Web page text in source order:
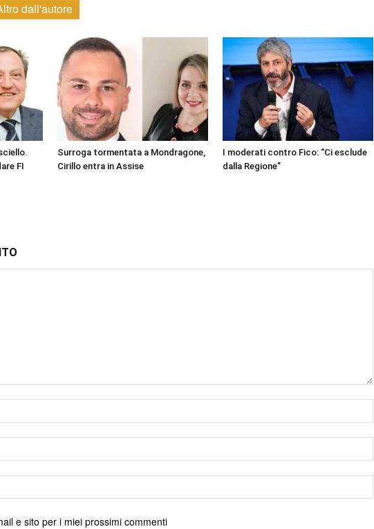
dall'autore
FI
Surroga tormentata a Mondragone,
Cirillo entra in Assise
I moderati contro Fico: “Ci esclude
dalla Regione”
e sito per i miei prossimi commenti